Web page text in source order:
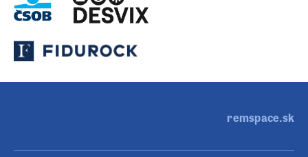
remspace.sk